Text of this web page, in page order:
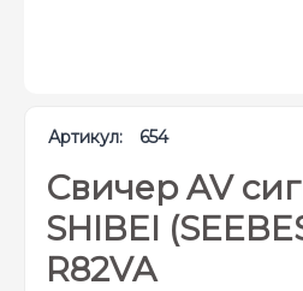
Артикул: 654
Свичер AV
SHIBEI
R82VA